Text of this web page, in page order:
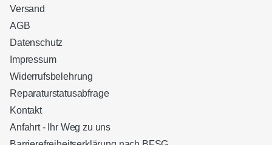
Versand
AGB
Datenschutz
Impressum
Widerrufsbelehrung
Reparaturstatusabfrage
Kontakt
Anfahrt - Ihr Weg zu uns